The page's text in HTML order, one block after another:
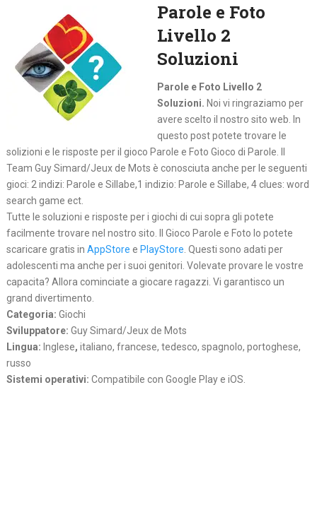
Parole e Foto
Livello 2
Soluzioni
Parole e Foto Livello 2
Soluzioni. Noi vi ringraziamo per
avere scelto il nostro sito web. In
questo post potete trovare le
solizioni e le risposte per il gioco Parole e Foto Gioco di Parole. Il
Team Guy Simard/Jeux de Mots è conosciuta anche per le seguenti
gioci: 2 indizi: Parole e Sillabe,1 indizio: Parole e Sillabe, 4 clues: word
search game ect.
Tutte le soluzioni e risposte per i giochi di cui sopra gli potete
facilmente trovare nel nostro sito. Il Gioco Parole e Foto lo potete
scaricare gratis in AppStore e PlayStore. Questi sono adati per
adolescenti ma anche per i suoi genitori. Volevate provare le vostre
capacita? Allora cominciate a giocare ragazzi. Vi garantisco un
grand divertimento.
Categoria: Giochi
Sviluppatore: Guy Simard/Jeux de Mots
Lingua: Inglese, italiano, francese, tedesco, spagnolo, portoghese,
russo
Sistemi operativi: Compatibile con Google Play e iOS.